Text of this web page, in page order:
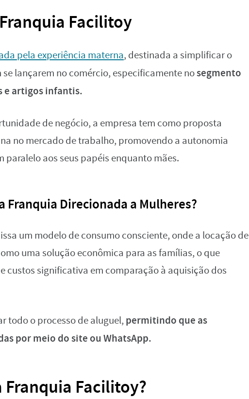
Facilitoy
pela experiência materna, destinada a simplificar o
lançarem no comércio, especificamente nosegmento
e artigos infantis.
de negócio, a empresa tem como proposta
no mercado de trabalho, promovendo a autonomia
paralelo aos seus papéis enquanto mães.
Franquia Direcionada a Mulheres?
um modelo de consumo consciente, onde a locação de
uma solução econômica para as famílias, o que
custos significativa em comparação à aquisição dos
todo o processo de aluguel, permitindo que as
por meio do site ou WhatsApp.
Franquia Facilitoy?